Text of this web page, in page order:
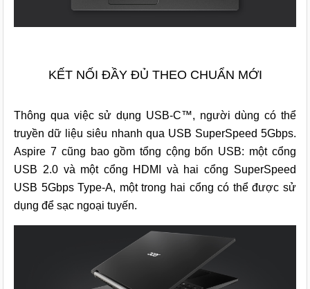
KẾT NỐI ĐẦY ĐỦ THEO CHUẨN MỚI
Thông qua việc sử dụng USB-C™, người dùng có thể
truyền dữ liệu siêu nhanh qua USB SuperSpeed 5Gbps.
Aspire 7 cũng bao gồm tổng cộng bốn USB: một cổng
USB 2.0 và một cổng HDMI và hai cổng SuperSpeed
USB 5Gbps Type-A, một trong hai cổng có thể được sử
dụng để sạc ngoại tuyến.